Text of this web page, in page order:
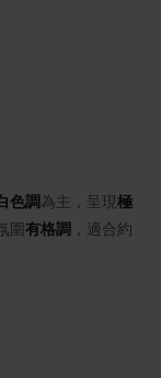
色調為主，呈現極
圍有格調 ，適合約